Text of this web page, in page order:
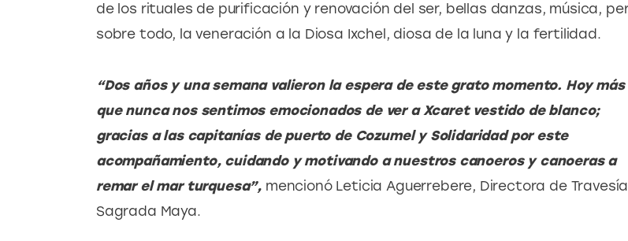
de los rituales de purificación y renovación del ser, bellas danzas, música,
sobre todo, la veneración a la Diosa Ixchel, diosa de la luna y la fertilidad.
“Dos años y una semana valieron la espera de este grato momento. Hoy más
que nunca nos sentimos emocionados de ver a Xcaret vestido de blanco;
gracias a las capitanías de puerto de Cozumel y Solidaridad por este
acompañamiento, cuidando y motivando a nuestros canoeros y canoeras a
remar el mar turquesa”, mencionó Leticia Aguerrebere, Directora de Travesía
Sagrada Maya.